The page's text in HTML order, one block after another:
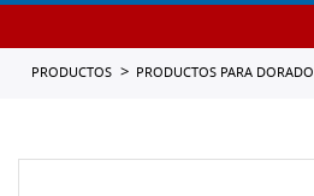
PRODUCTOS PRODUCTOS PARA DORADO